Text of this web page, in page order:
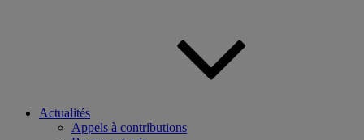
Actualités
Appels à contributions